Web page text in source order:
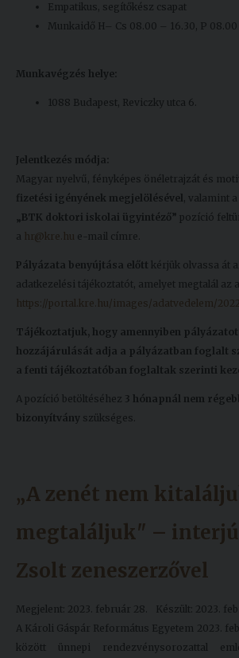
Empatikus, segítőkész csapat
Munkaidő H– Cs 08.00 – 16.30, P
Munkavégzés helye:
1088 Budapest, Reviczky utca 6.
Jelentkezés módja:
Magyar nyelvű, fényképes önéletrajzát és
fizetési igényének megjelölésével , valamint a
„BTK doktori iskolai ügyintéző” pozíció
a hr@kre.hu e-mail címre.
Pályázata benyújtása előtt kérjük olvassa át
adatkezelési tájékoztatót, amelyet megtalál az
https://portal.kre.hu/images/adatvedelem/
Tájékoztatjuk, hogy amennyiben
hozzájárulását adja a pályázatban foglalt
a fenti tájékoztatóban foglaltak szerinti
A pozíció betöltéséhez 3 hónapnál nem
bizonyítvány szükséges.
„A zenét nem
megtaláljuk" – interjú
Zsolt zeneszerzővel
Megjelent: 2023. február 28.
Készült: 2023.
A Károli Gáspár Református Egyetem 2023.
között ünnepi rendezvénysorozattal